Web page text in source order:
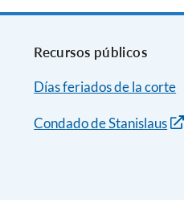
Recursos públicos
Días feriados de la corte
Condado de Stanislaus